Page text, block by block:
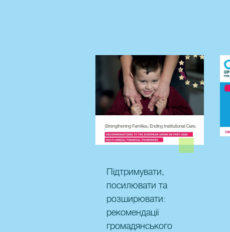
Підтримувати,
посилювати та
розширювати:
рекомендації
громадянського